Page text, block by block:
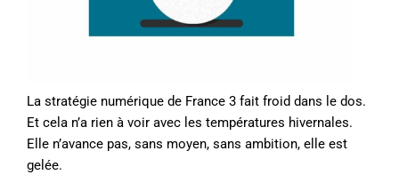
La stratégie numérique de France 3 fait froid dans le dos.
Et cela n’a rien à voir avec les températures hivernales.
Elle n’avance pas, sans moyen, sans ambition, elle est
gelée.